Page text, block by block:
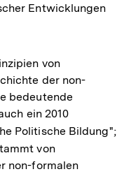
Entwicklungen
von
der non-
bedeutende
ein 2010
Politische Bildung";
von
non-formalen